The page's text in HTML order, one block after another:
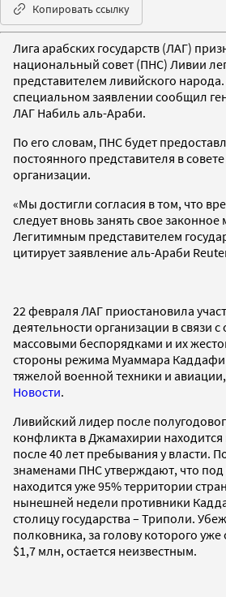
Копировать ссылку
Лига арабских государств (ЛАГ)
национальный совет (ПНС) Ливии
представителем ливийского
специальном заявлении сообщил
ЛАГ Набиль аль-Араби.
По его словам, ПНС будет
постоянного представителя в
организации.
«Мы достигли согласия в том, что
следует вновь занять свое
Легитимным представителем
цитирует заявление аль-Араби
22 февраля ЛАГ приостановила
деятельности организации в связи
массовыми беспорядками и их
стороны режима Муаммара
тяжелой военной техники и
Новости.
Ливийский лидер после
конфликта в Джамахирии
после 40 лет пребывания у власти.
знаменами ПНС утверждают, что
находится уже 95% территории
нынешней недели противники
столицу государства – Триполи.
полковника, за голову которого
$1,7 млн, остается неизвестным.